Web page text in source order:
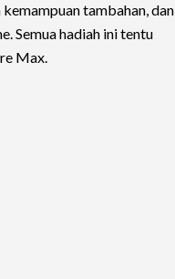
tambahan, dan
Semua hadiah ini tentu
Max.